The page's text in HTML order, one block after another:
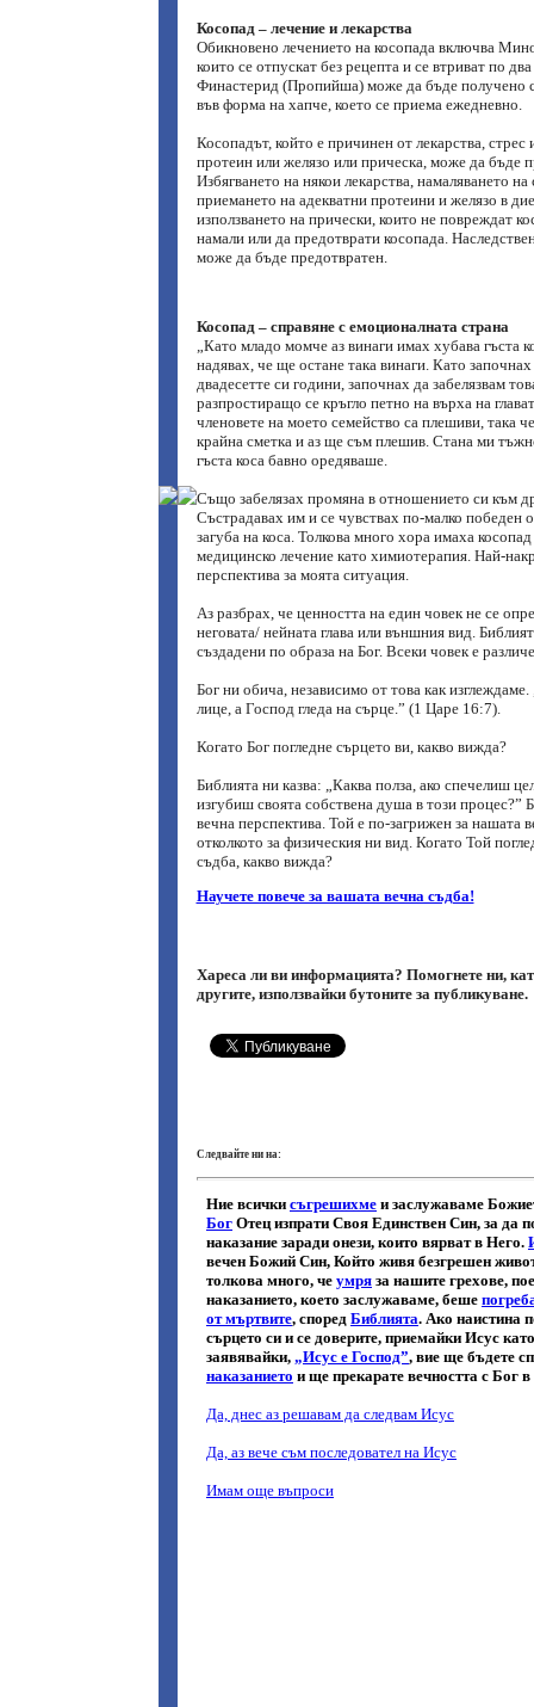
Косопад – лечение и лекарства
Обикновено лечението на косопада включва
които се отпускат без рецепта и се втриват по
Финастерид (Пропийша) може да бъде получено
във форма на хапче, което се приема ежедневно.
Косопадът, който е причинен от лекарства, стрес
протеин или желязо или прическа, може да бъде
Избягването на някои лекарства, намаляването на
приемането на адекватни протеини и желязо в
използването на прически, които не повреждат
намали или да предотврати косопада.
може да бъде предотвратен.
Косопад – справяне с емоционалната страна
„Като младо момче аз винаги имах хубава гъста
надявах, че ще остане така винаги. Като започнах
двадесетте си години, започнах да забелязвам
разпростиращо се кръгло петно на върха на
членовете на моето семейство са плешиви, така
крайна сметка и аз ще съм плешив. Стана ми
гъста коса бавно оредяваше.
Също забелязах промяна в отношението си към
Състрадавах им и се чувствах по-малко победен
загуба на коса. Толкова много хора имаха
медицинско лечение като химиотерапия. Най-
перспектива за моята ситуация.
Аз разбрах, че ценността на един човек не се
неговата/ нейната глава или външния вид.
създадени по образа на Бог. Всеки човек е
Бог ни обича, независимо от това как изглеждаме.
лице, а Господ гледа на сърце.” (1 Царе 16:7).
Когато Бог погледне сърцето ви, какво вижда?
Библията ни казва: „Каква полза, ако спечелиш
изгубиш своята собствена душа в този процес?”
вечна перспектива. Той е по-загрижен за нашата
отколкото за физическия ни вид. Когато Той
съдба, какво вижда?
Научете повече за вашата вечна съдба!
Хареса ли ви информацията? Помогнете ни,
другите, използвайки бутоните за публикуване.
Следвайте ни на: